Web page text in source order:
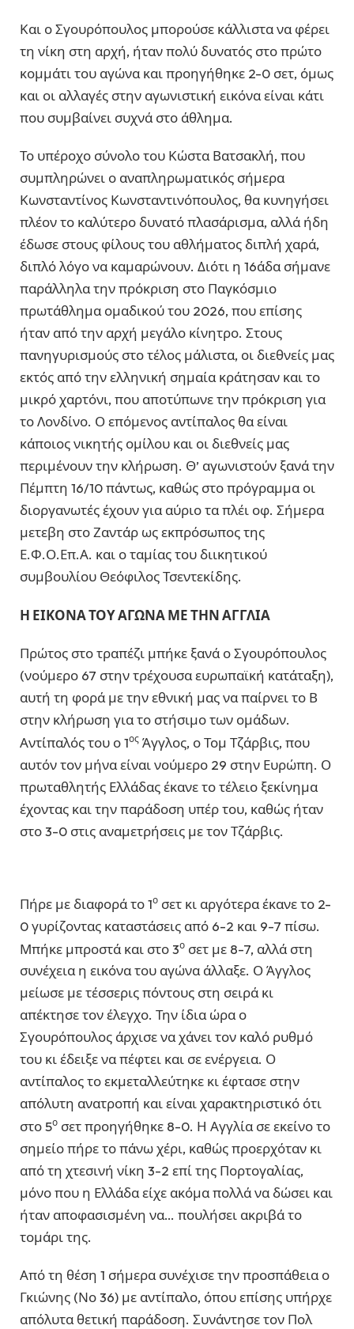
Και ο Σγουρόπουλος μπορούσε κάλλιστα να φέρει
τη νίκη στη αρχή, ήταν πολύ δυνατός στο πρώτο
κομμάτι του αγώνα και προηγήθηκε 2-0 σετ, όμως
και οι αλλαγές στην αγωνιστική εικόνα είναι κάτι
που συμβαίνει συχνά στο άθλημα.
Το υπέροχο σύνολο του Κώστα Βατσακλή, που
συμπληρώνει ο αναπληρωματικός σήμερα
Κωνσταντίνος Κωνσταντινόπουλος, θα κυνηγήσει
πλέον το καλύτερο δυνατό πλασάρισμα, αλλά ήδη
έδωσε στους φίλους του αθλήματος διπλή χαρά,
διπλό λόγο να καμαρώνουν. Διότι η 16άδα σήμανε
παράλληλα την πρόκριση στο Παγκόσμιο
πρωτάθλημα ομαδικού του 2026, που επίσης
ήταν από την αρχή μεγάλο κίνητρο. Στους
πανηγυρισμούς στο τέλος μάλιστα, οι διεθνείς μας
εκτός από την ελληνική σημαία κράτησαν και το
μικρό χαρτόνι, που αποτύπωνε την πρόκριση για
το Λονδίνο. Ο επόμενος αντίπαλος θα είναι
κάποιος νικητής ομίλου και οι διεθνείς μας
περιμένουν την κλήρωση. Θ’ αγωνιστούν ξανά την
Πέμπτη 16/10 πάντως, καθώς στο πρόγραμμα οι
διοργανωτές έχουν για αύριο τα πλέι οφ. Σήμερα
μετεβη στο Ζαντάρ ως εκπρόσωπος της
Ε.Φ.Ο.Επ.Α. και ο ταμίας του διικητικού
συμβουλίου Θεόφιλος Τσεντεκίδης.
Η ΕΙΚΟΝΑ ΤΟΥ ΑΓΩΝΑ ΜΕ ΤΗΝ ΑΓΓΛΙΑ
Πρώτος στο τραπέζι μπήκε ξανά ο Σγουρόπουλος
(νούμερο 67 στην τρέχουσα ευρωπαϊκή κατάταξη),
αυτή τη φορά με την εθνική μας να παίρνει το Β
στην κλήρωση για το στήσιμο των ομάδων.
Αντίπαλός του ο 1ος Άγγλος, ο Τομ Τζάρβις, που
αυτόν τον μήνα είναι νούμερο 29 στην Ευρώπη. Ο
πρωταθλητής Ελλάδας έκανε το τέλειο ξεκίνημα
έχοντας και την παράδοση υπέρ του, καθώς ήταν
στο 3-0 στις αναμετρήσεις με τον Τζάρβις.
Πήρε με διαφορά το 1ο σετ κι αργότερα έκανε το 2-
0 γυρίζοντας καταστάσεις από 6-2 και 9-7 πίσω.
Μπήκε μπροστά και στο 3ο σετ με 8-7, αλλά στη
συνέχεια η εικόνα του αγώνα άλλαξε. Ο Άγγλος
μείωσε με τέσσερις πόντους στη σειρά κι
απέκτησε τον έλεγχο. Την ίδια ώρα ο
Σγουρόπουλος άρχισε να χάνει τον καλό ρυθμό
του κι έδειξε να πέφτει και σε ενέργεια. Ο
αντίπαλος το εκμεταλλεύτηκε κι έφτασε στην
απόλυτη ανατροπή και είναι χαρακτηριστικό ότι
στο 5ο σετ προηγήθηκε 8-0. Η Αγγλία σε εκείνο το
σημείο πήρε το πάνω χέρι, καθώς προερχόταν κι
από τη χτεσινή νίκη 3-2 επί της Πορτογαλίας,
μόνο που η Ελλάδα είχε ακόμα πολλά να δώσει και
ήταν αποφασισμένη να… πουλήσει ακριβά το
τομάρι της.
Από τη θέση 1 σήμερα συνέχισε την προσπάθεια ο
Γκιώνης (Νο 36) με αντίπαλο, όπου επίσης υπήρχε
απόλυτα θετική παράδοση. Συνάντησε τον Πολ